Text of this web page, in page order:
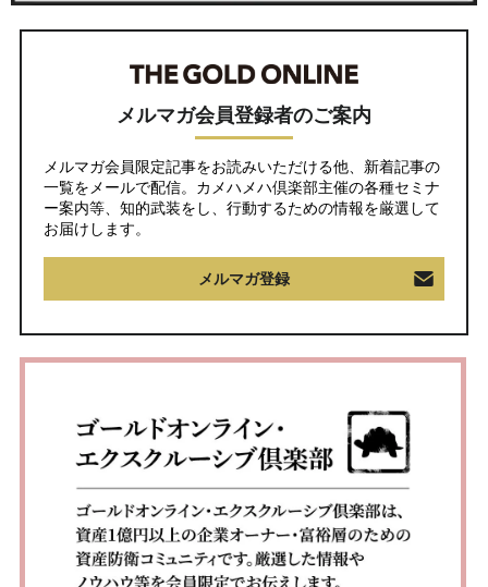
メルマガ会員登録者のご案内
メルマガ会員限定記事をお読みいただける他、新着記事の
一覧をメールで配信。カメハメハ倶楽部主催の各種セミナ
ー案内等、知的武装をし、行動するための情報を厳選して
お届けします。
メルマガ登録